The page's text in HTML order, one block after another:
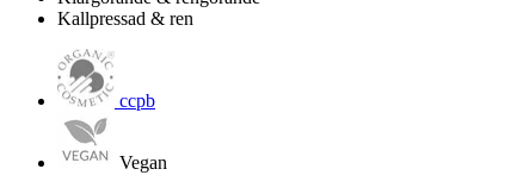
Kallpressad & ren
ccpb
Vegan